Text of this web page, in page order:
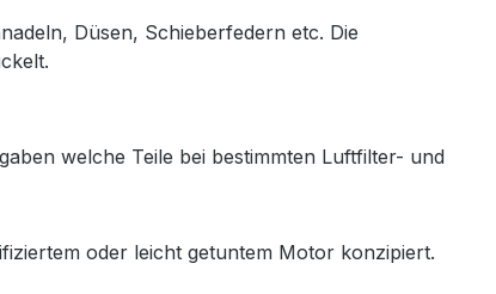
Düsen, Schieberfedern etc. Die
welche Teile bei bestimmten Luftfilter- und
oder leicht getuntem Motor konzipiert.